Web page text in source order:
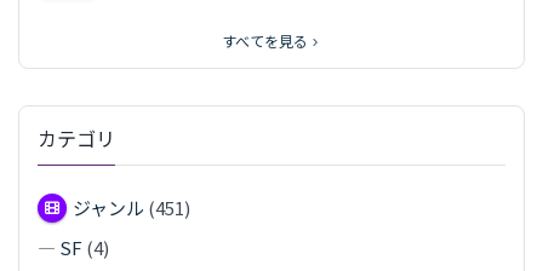
すべてを見る
カテゴリ
ジャンル (451)
— SF (4)